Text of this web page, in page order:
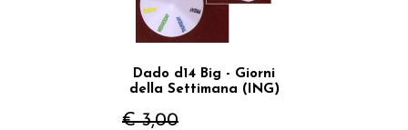
Dado d14 Big - Giorni
della Settimana (ING)
€ 3,00